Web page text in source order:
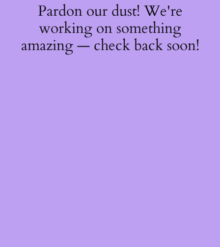
Pardon our dust! We're
working on something
amazing — check back soon!